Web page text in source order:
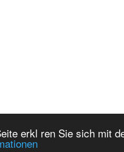
erkl ren Sie sich mit